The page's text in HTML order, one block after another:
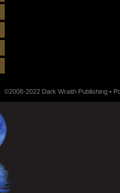
©2008-2022 Dark Wraith Publishing •